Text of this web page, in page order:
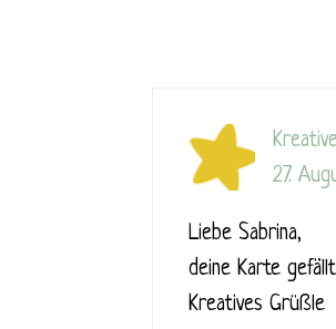
27.
Liebe Sabrina,
deine Karte
Kreatives Grüßle